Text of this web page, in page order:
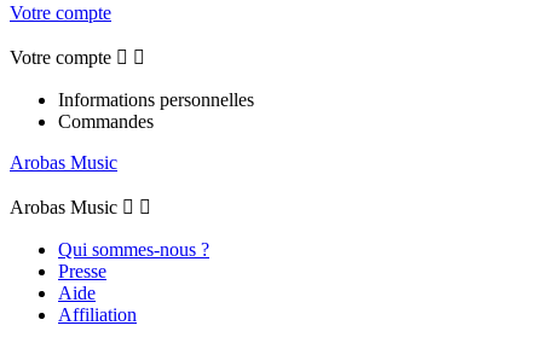
Votre compte
Votre compte  
Informations personnelles
Commandes
Arobas Music
Arobas Music  
Qui sommes-nous ?
Presse
Aide
Affiliation